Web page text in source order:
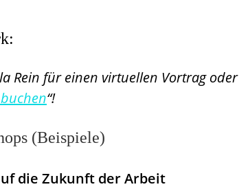
Rein für einen virtuellen Vortrag
“!
(Beispiele)
die Zukunft der Arbeit